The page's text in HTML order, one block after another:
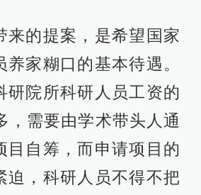
来的提案，是希望国家
家糊口的基本待遇。
研院所科研人员工资的
，需要由学术带头人通
目自筹，而申请项目的
迫，科研人员不得不把